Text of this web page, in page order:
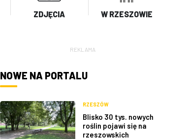
ZDJĘCIA W RZESZOWIE
REKLAMA
NOWE NA PORTALU
RZESZÓW
Blisko 30 tys. nowych
roślin pojawi się na
rzeszowskich